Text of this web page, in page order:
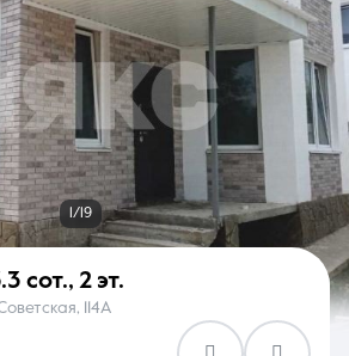
Сравнение
0 объявлений
Услуги
Контакты
1/19
сот., 2 эт.
114А